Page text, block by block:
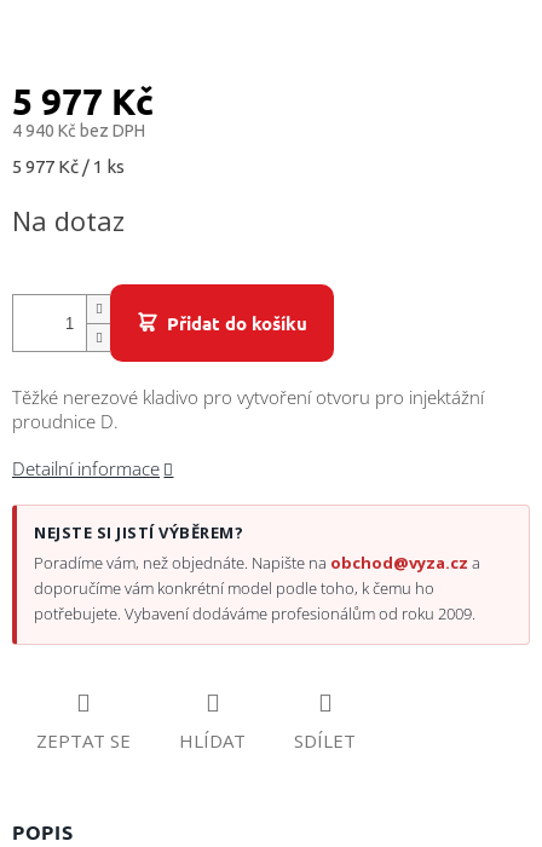
5 977 Kč
4 940 Kč bez DPH
Měrná
5 977 Kč / 1 ks
Na dotaz
Přidat do košíku
Těžké nerezové kladivo pro vytvoření otvoru pro injektážní
proudnice D.
Detailní informace
NEJSTE SI JISTÍ VÝBĚREM?
Poradíme vám, než objednáte. Napište na obchod@vyza.cz a
doporučíme vám konkrétní model podle toho, k čemu ho
potřebujete. Vybavení dodáváme profesionálům od roku 2009.
ZEPTAT SE HLÍDAT SDÍLET
POPIS